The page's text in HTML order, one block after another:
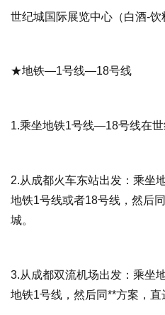
世纪城国际展览中心 （白酒-饮
★地铁—1号线—18号线
1.乘坐地铁1号线—18号线在世
2.从成都火车东站出发：乘坐
地铁1号线或者18号线，然后
城。
3.从成都双流机场出发：乘坐
地铁1号线，然后同**方案，直